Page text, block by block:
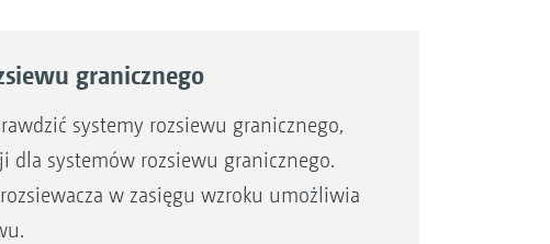
granicznego
systemy rozsiewu granicznego,
dla systemów rozsiewu granicznego.
w zasięgu wzroku umożliwia